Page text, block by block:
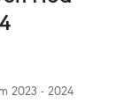
2023 - 2024